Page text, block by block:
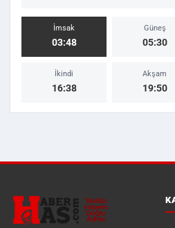
İmsak
03:48
Güneş
05:30
İkindi
16:38
Akşam
19:50